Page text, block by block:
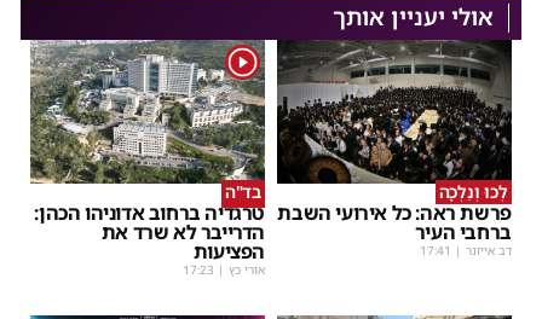
אולי יעניין אותך
לְכוּ וְנֵלְכָה
פרשת ראה: כל אירועי השבת
ברחבי העיר
דב אייזנר |
17:41
1
בד"ה
טרגדיה ברחוב אדוניהו הכהן:
הדרייבר לא שרד את
הפציעות
אורי כץ |
17:23